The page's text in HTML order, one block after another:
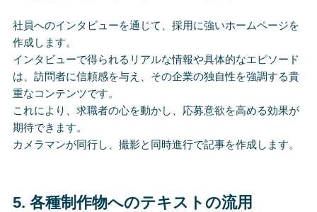
社員へのインタビューを通じて、採用に強いホームページを
作成します。
インタビューで得られるリアルな情報や具体的なエピソード
は、訪問者に信頼感を与え、その企業の独自性を強調する貴
重なコンテンツです。
これにより、求職者の心を動かし、応募意欲を高める効果が
期待できます。
カメラマンが同行し、撮影と同時進行で記事を作成します。
5. 各種制作物へのテキストの流用